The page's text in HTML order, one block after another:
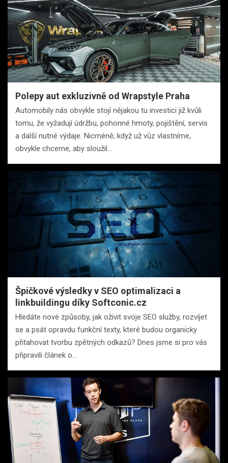
Polepy aut exkluzivně od Wrapstyle Praha
Automobily nás obvykle stojí nějakou tu investici již kvůli
tomu, že vyžadují údržbu, pohonné hmoty, pojištění, servis
a další nutné výdaje. Nicméně, když už vůz vlastníme,
obvykle chceme, aby sloužil…
Špičkové výsledky v SEO optimalizaci a
linkbuildingu díky Softconic.cz
Hledáte nové způsoby, jak oživit svoje SEO služby, rozvíjet
se a psát opravdu funkční texty, které budou organicky
přitahovat tvorbu zpětných odkazů? Dnes jsme si pro vás
připravili článek o…